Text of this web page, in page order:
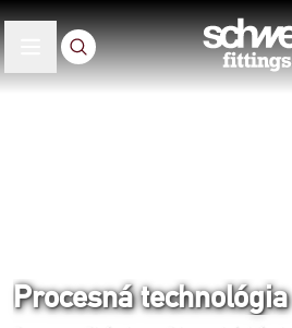
Procesná technológia